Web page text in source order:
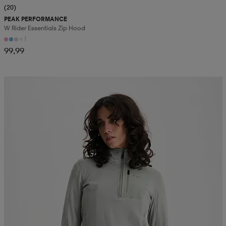
(20)
PEAK PERFORMANCE
W Rider Essentials Zip Hood
+1
99,99